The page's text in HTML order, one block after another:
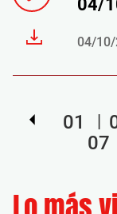
04/
04/10/
01
07